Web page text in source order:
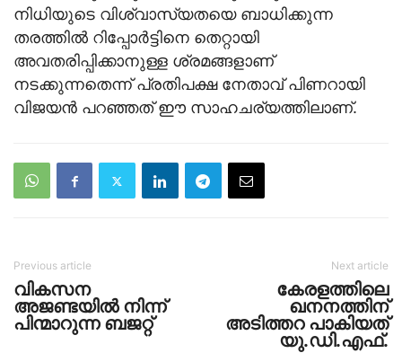
നിധിയുടെ വിശ്വാസ്യതയെ ബാധിക്കുന്ന
തരത്തിൽ റിപ്പോർട്ടിനെ തെറ്റായി
അവതരിപ്പിക്കാനുള്ള ശ്രമങ്ങളാണ്
നടക്കുന്നതെന്ന് പ്രതിപക്ഷ നേതാവ് പിണറായി
വിജയൻ പറഞ്ഞത് ഈ സാഹചര്യത്തിലാണ്.
Previous article
വികസന
അജണ്ടയിൽ നിന്ന്
പിന്മാറുന്ന ബജറ്റ്
Next article
കേരളത്തിലെ
ഖനനത്തിന്
അടിത്തറ പാകിയത്
യു.‍ഡി.എഫ്.